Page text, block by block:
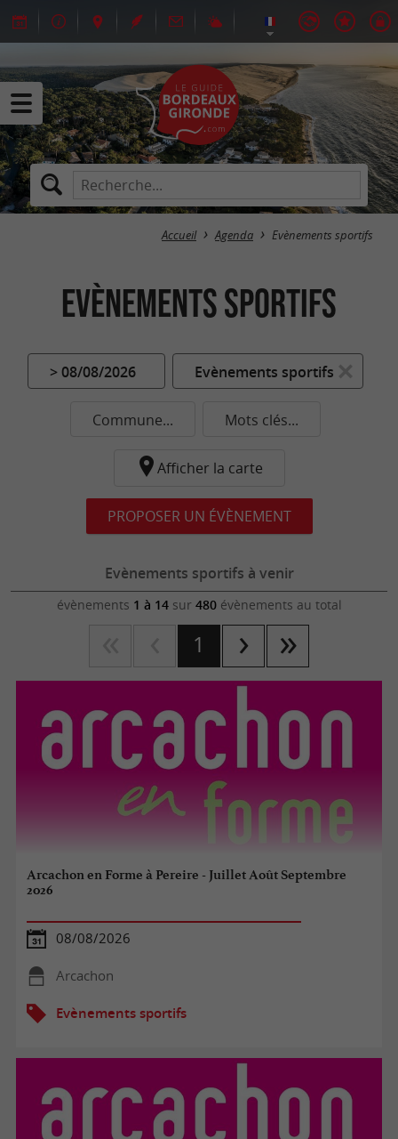
Accueil Agenda Evènements sportifs
Evènements sportifs
> 08/08/2026 Evènements sportifs
Commune... Mots clés...
Afficher la carte
PROPOSER UN ÉVÈNEMENT
Evènements sportifs à venir
évènements 1 à 14sur 480évènements au total
1
Arcachon en Forme à Pereire - Juillet Août Septembre
2026
08/08/2026
Arcachon
Evènements sportifs